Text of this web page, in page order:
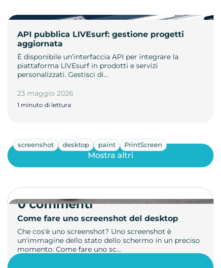
API pubblica LIVEsurf: gestione progetti
aggiornata
È disponibile un’interfaccia API per integrare la
piattaforma LIVEsurf in prodotti e servizi
personalizzati. Gestisci di…
23 maggio 2026
1 minuto di lettura
screenshot desktop paint PrintScreen
Come fare uno screenshot del desktop
Che cos'è uno screenshot? Uno screenshot è
un'immagine dello stato dello schermo in un preciso
momento. Come fare uno sc…
Mostra altri
0 commenti